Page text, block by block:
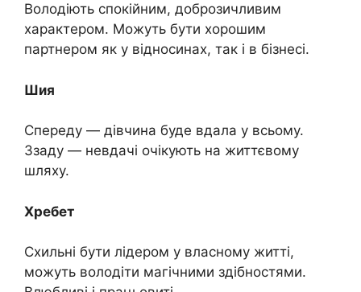
Володіють спокійним, доброзичливим
характером. Можуть бути хорошим
партнером як у відносинах, так і в бізнесі.
Шия
Спереду — дівчина буде вдала у всьому.
Ззаду — невдачі очікують на життєвому
шляху.
Хребет
Схильні бути лідером у власному житті,
можуть володіти магічними здібностями.